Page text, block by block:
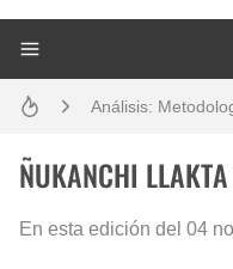
Boletín BOLPER
Boletín BOLPER
ÑUKANCHI
En esta edición del 04